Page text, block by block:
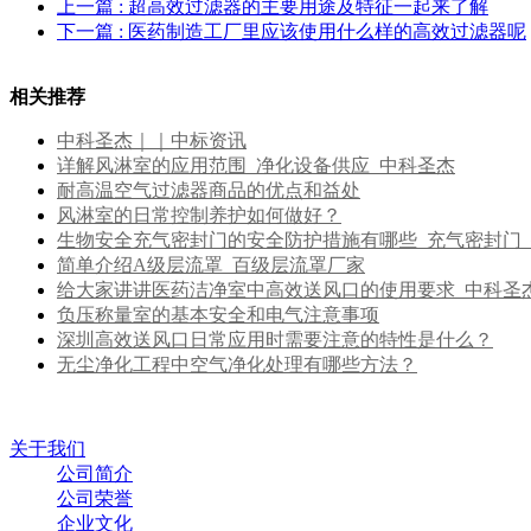
上一篇 : 超高效过滤器的主要用途及特征一起来了解
下一篇 : 医药制造工厂里应该使用什么样的高效过滤器呢
相关推荐
中科圣杰｜｜中标资讯
详解风淋室的应用范围_净化设备供应_中科圣杰
耐高温空气过滤器商品的优点和益处
风淋室的日常控制养护如何做好？
生物安全充气密封门的安全防护措施有哪些_充气密封门
简单介绍A级层流罩_百级层流罩厂家
给大家讲讲医药洁净室中高效送风口的使用要求_中科圣
负压称量室的基本安全和电气注意事项
深圳高效送风口日常应用时需要注意的特性是什么？
无尘净化工程中空气净化处理有哪些方法？
关于我们
公司简介
公司荣誉
企业文化